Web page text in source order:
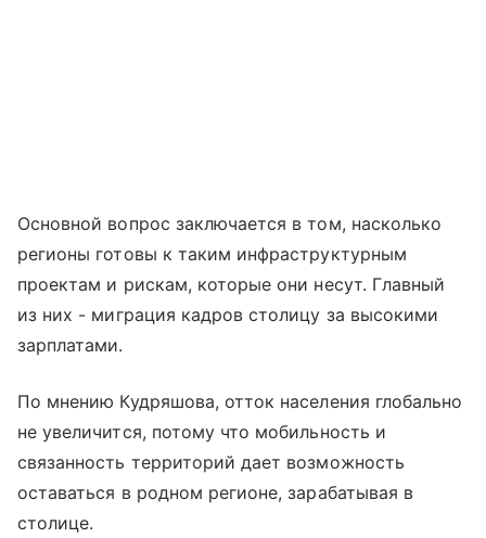
Основной вопрос заключается в том, насколько
регионы готовы к таким инфраструктурным
проектам и рискам, которые они несут. Главный
из них - миграция кадров столицу за высокими
зарплатами.
По мнению Кудряшова, отток населения глобально
не увеличится, потому что мобильность и
связанность территорий дает возможность
оставаться в родном регионе, зарабатывая в
столице.